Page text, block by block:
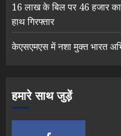
16 लाख के बिल पर 46 हजार
हाथ गिरफ्तार
केएसएमएस में नशा मुक्त भारत
हमारे साथ जुड़ें